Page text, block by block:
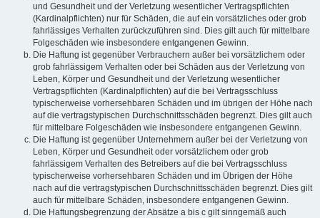
und Gesundheit und der Verletzung wesentlicher Vertragspflichten
(Kardinalpflichten) nur für Schäden, die auf ein vorsätzliches oder grob
fahrlässiges Verhalten zurückzuführen sind. Dies gilt auch für mittelbare
Folgeschäden wie insbesondere entgangenen Gewinn.
Die Haftung ist gegenüber Verbrauchern außer bei vorsätzlichem oder
grob fahrlässigem Verhalten oder bei Schäden aus der Verletzung von
Leben, Körper und Gesundheit und der Verletzung wesentlicher
Vertragspflichten (Kardinalpflichten) auf die bei Vertragsschluss
typischerweise vorhersehbaren Schäden und im übrigen der Höhe nach
auf die vertragstypischen Durchschnittsschäden begrenzt. Dies gilt auch
für mittelbare Folgeschäden wie insbesondere entgangenen Gewinn.
Die Haftung ist gegenüber Unternehmern außer bei der Verletzung von
Leben, Körper und Gesundheit oder vorsätzlichem oder grob
fahrlässigem Verhalten des Betreibers auf die bei Vertragsschluss
typischerweise vorhersehbaren Schäden und im Übrigen der Höhe
nach auf die vertragstypischen Durchschnittsschäden begrenzt. Dies gilt
auch für mittelbare Schäden, insbesondere entgangenen Gewinn.
Die Haftungsbegrenzung der Absätze a bis c gilt sinngemäß auch